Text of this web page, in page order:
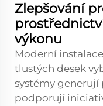
Zlepšování
výkonu
Moderní
tlustých desek
systémy generují
podporují